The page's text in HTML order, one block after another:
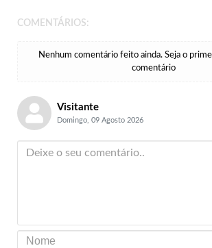
COMENTÁRIOS:
Nenhum comentário feito ainda. Seja o
comentário
Visitante
Domingo, 09 Agosto 2026